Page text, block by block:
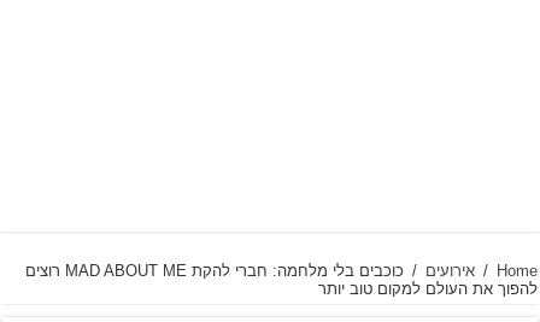
Home
/ אירועים /
כוכבים בלי מלחמה: חברי להקת MAD ABOUT ME רוצים
להפוך את העולם למקום טוב יותר